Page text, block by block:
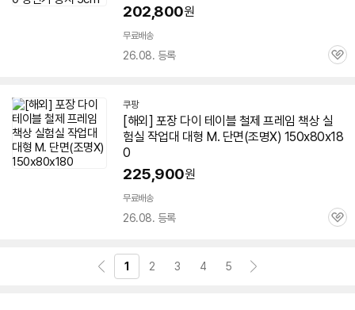
202,800원
무료배송
26.08. 등록
관
쿠팡
[해외] 포장 다이 테이블 철제 프레임 책상 실
험실 작업대 대형 M. 단면(조명X) 150x80x18
0
225,900원
무료배송
26.08. 등록
관
1 2 3 4 5